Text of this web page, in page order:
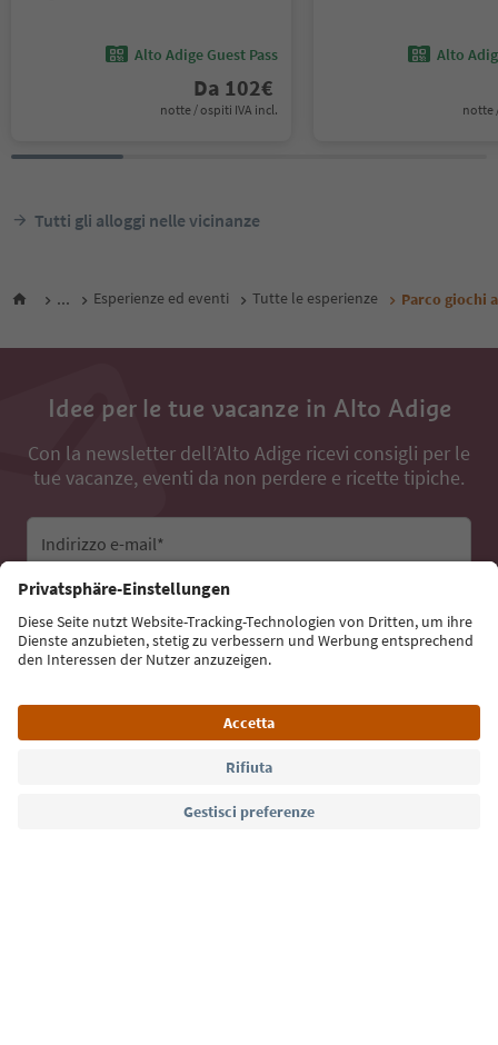
Alto Adige Guest Pass
Da 102€
notte / ospiti IVA incl.
Alto
notte
Tutti gli alloggi nelle vicinanze
... Esperienze ed eventi Tutte le esperienze Parco giochi
Idee per le tue vacanze in Alto Adige
Con la newsletter dell’Alto Adige ricevi consigli per le
tue vacanze, eventi da non perdere e ricette tipiche.
Indirizzo e-mail*
Iscriviti alla newsletter